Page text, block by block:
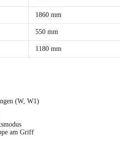
1860 mm
550 mm
1180 mm
(W, W1)
am Griff